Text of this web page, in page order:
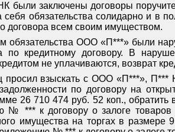
были заключены договоры
обязательства солидарно и в
договора всем своим имуществом.
обязательства ООО «П***» были
по кредитному договору. В
не уплачиваются, возврат
просил взыскать с ООО «П***»,
по договору на
26 710 474 руб. 52 коп., обратить
№ *** к договору о залоге
имущества на торгах в размере